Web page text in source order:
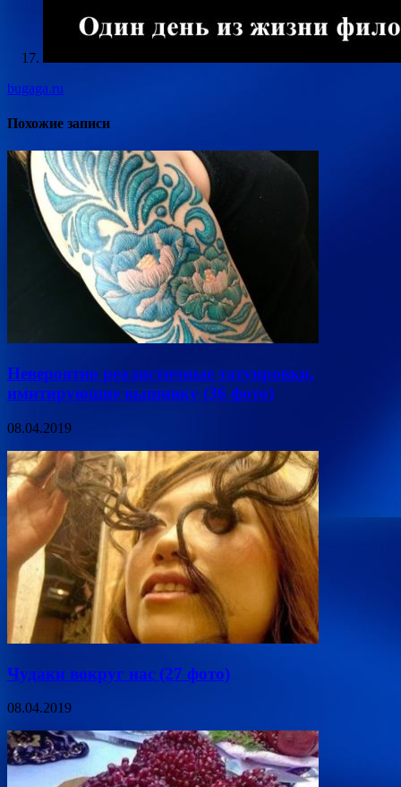
bugaga.ru
Похожие записи
Невероятно реалистичные татуировки,
имитирующие вышивку (36 фото)
08.04.2019
Чудаки вокруг нас (27 фото)
08.04.2019